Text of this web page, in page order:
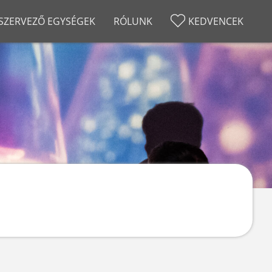
EGYSÉGEK RÓLUNK
2025
2024
2023
2022
2021
RÓLUNK
Történet
GYIK
Kapcsolat
KEDVENCEK